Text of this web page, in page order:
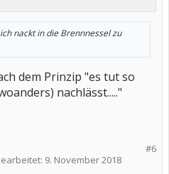
nackt in die Brennnessel zu
dem Prinzip "es tut so
nachlässt....."
#6
9. November 2018